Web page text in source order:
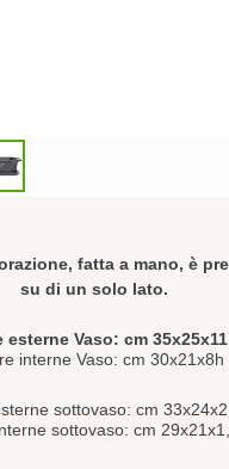
fatta a mano, è
su di un solo lato.
esterne Vaso: cm
interne Vaso: cm 30x21x8h
sottovaso: cm
sottovaso: cm